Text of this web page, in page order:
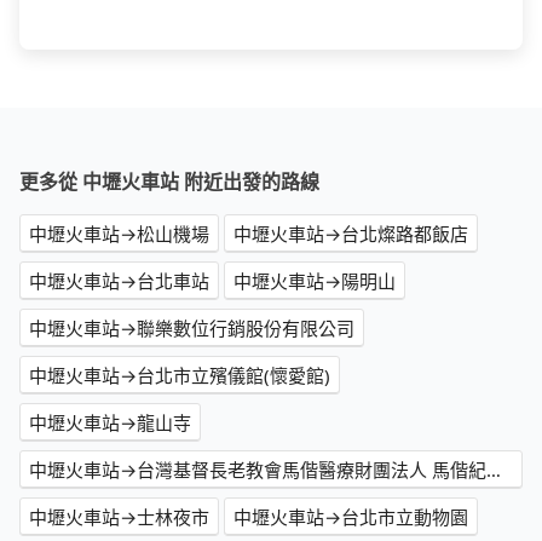
更多從 中壢火車站 附近出發的路線
中壢火車站→松山機場
中壢火車站→台北燦路都飯店
中壢火車站→台北車站
中壢火車站→陽明山
中壢火車站→聯樂數位行銷股份有限公司
中壢火車站→台北市立殯儀館(懷愛館)
中壢火車站→龍山寺
中壢火車站→台灣基督長老教會馬偕醫療財團法人 馬偕紀念醫院
中壢火車站→士林夜市
中壢火車站→台北市立動物園